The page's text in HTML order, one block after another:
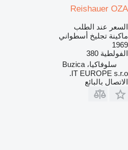
Reishauer OZA
السعر عند الطلب
ماكينة تجليخ أسطواني
1969
الفولطية 380
سلوفاكيا، Buzica
IT EUROPE s.r.o.
الاتصال بالبائع